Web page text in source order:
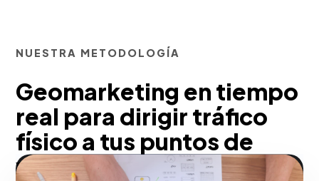
NUESTRA METODOLOGÍA
Geomarketing en tiempo
real para dirigir tráfico
físico a tus puntos de
venta en San Juan